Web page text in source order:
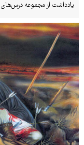
یادداشت از مجموعه درس‌های